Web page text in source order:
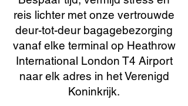
reis lichter met onze vertrouwde
deur-tot-deur bagagebezorging
vanaf elke terminal op Heathrow
International London T4 Airport
naar elk adres in het Verenigd
Koninkrijk.